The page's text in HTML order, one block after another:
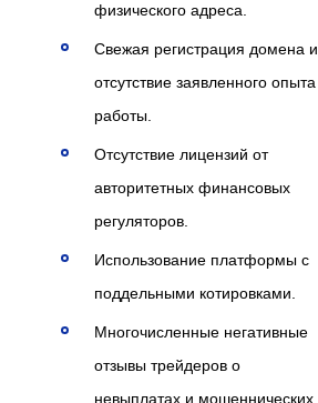
физического адреса.
Свежая регистрация домена и
отсутствие заявленного опыта
работы.
Отсутствие лицензий от
авторитетных финансовых
регуляторов.
Использование платформы с
поддельными котировками.
Многочисленные негативные
отзывы трейдеров о
невыплатах и мошеннических